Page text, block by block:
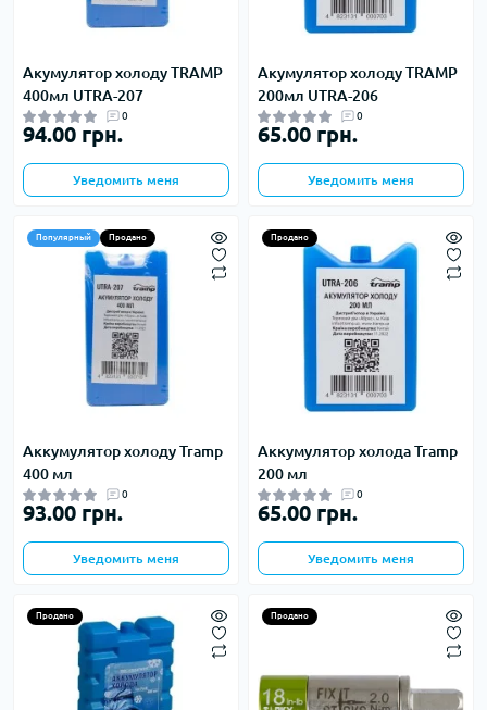
Акумулятор холоду TRAMP
400мл UTRA-207
0
94.00 грн.
Уведомить меня
Акумулятор холоду TRAMP
200мл UTRA-206
0
65.00 грн.
Уведомить меня
Популярный Продано
Аккумулятор холоду Tramp
400 мл
0
93.00 грн.
Уведомить меня
Продано
Аккумулятор холода Tramp
200 мл
0
65.00 грн.
Уведомить меня
Продано Продано